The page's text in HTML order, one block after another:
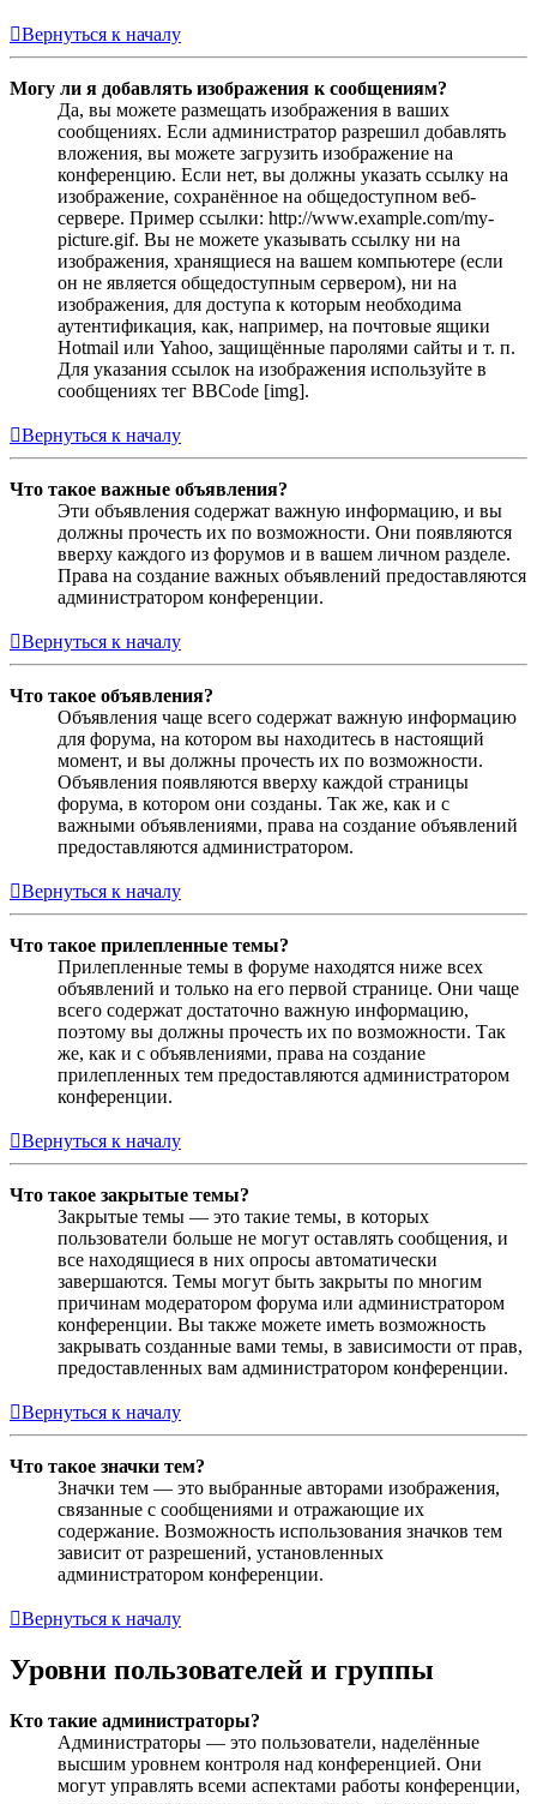
Вернуться к началу
Могу ли я добавлять изображения к сообщениям?
Да, вы можете размещать изображения в ваших
сообщениях. Если администратор разрешил добавлять
вложения, вы можете загрузить изображение на
конференцию. Если нет, вы должны указать ссылку на
изображение, сохранённое на общедоступном веб-
сервере. Пример ссылки: http://www.example.com/my-
picture.gif. Вы не можете указывать ссылку ни на
изображения, хранящиеся на вашем компьютере (если
он не является общедоступным сервером), ни на
изображения, для доступа к которым необходима
аутентификация, как, например, на почтовые ящики
Hotmail или Yahoo, защищённые паролями сайты и т. п.
Для указания ссылок на изображения используйте в
сообщениях тег BBCode [img].
Вернуться к началу
Что такое важные объявления?
Эти объявления содержат важную информацию, и вы
должны прочесть их по возможности. Они появляются
вверху каждого из форумов и в вашем личном разделе.
Права на создание важных объявлений предоставляются
администратором конференции.
Вернуться к началу
Что такое объявления?
Объявления чаще всего содержат важную информацию
для форума, на котором вы находитесь в настоящий
момент, и вы должны прочесть их по возможности.
Объявления появляются вверху каждой страницы
форума, в котором они созданы. Так же, как и с
важными объявлениями, права на создание объявлений
предоставляются администратором.
Вернуться к началу
Что такое прилепленные темы?
Прилепленные темы в форуме находятся ниже всех
объявлений и только на его первой странице. Они чаще
всего содержат достаточно важную информацию,
поэтому вы должны прочесть их по возможности. Так
же, как и с объявлениями, права на создание
прилепленных тем предоставляются администратором
конференции.
Вернуться к началу
Что такое закрытые темы?
Закрытые темы — это такие темы, в которых
пользователи больше не могут оставлять сообщения, и
все находящиеся в них опросы автоматически
завершаются. Темы могут быть закрыты по многим
причинам модератором форума или администратором
конференции. Вы также можете иметь возможность
закрывать созданные вами темы, в зависимости от прав,
предоставленных вам администратором конференции.
Вернуться к началу
Что такое значки тем?
Значки тем — это выбранные авторами изображения,
связанные с сообщениями и отражающие их
содержание. Возможность использования значков тем
зависит от разрешений, установленных
администратором конференции.
Вернуться к началу
Уровни пользователей и группы
Кто такие администраторы?
Администраторы — это пользователи, наделённые
высшим уровнем контроля над конференцией. Они
могут управлять всеми аспектами работы конференции,